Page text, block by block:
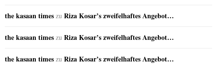
the kasaan times zu Riza Kosar’s zweifelhaftes Angebot…
the kasaan times zu Riza Kosar’s zweifelhaftes Angebot…
the kasaan times zu Riza Kosar’s zweifelhaftes Angebot…